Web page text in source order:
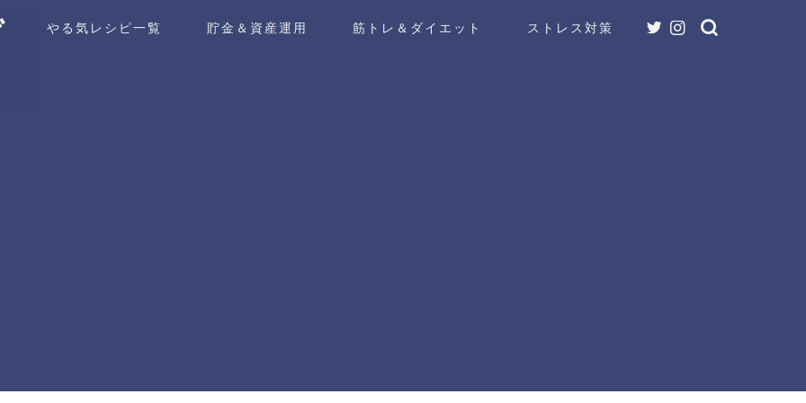
やる気レシピ一覧 貯金＆資産運用 筋トレ＆ダイエット ストレス対策